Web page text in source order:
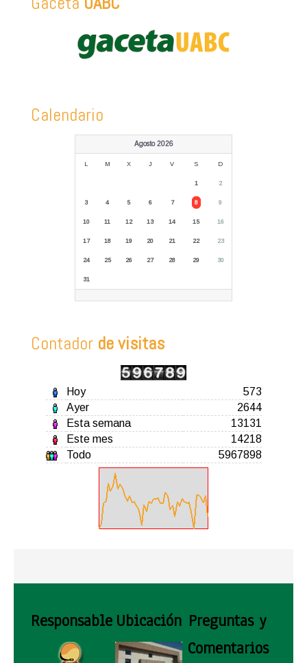
Calendario
Agosto 2026
L M X J V S D
1 2
3 4 5 6 7 8 9
10 11 12 13 14 15 16
17 18 19 20 21 22 23
24 25 26 27 28 29 30
31
Contador de visitas
Hoy
573
Ayer
2644
Esta semana
13131
Este mes
14218
Todo
5967898
Responsable Ubicación Preguntas y
Comentarios